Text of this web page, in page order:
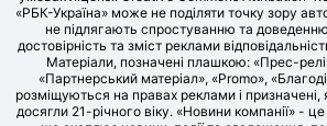
«РБК-Україна» може не поділяти точку зору
не підлягають спростуванню та доведенню
достовірність та зміст реклами
Матеріали, позначені плашкою: «Прес-
«Партнерський матеріал», «Promo»,
розміщуються на правах реклами і призначені,
досягли 21-річного віку. «Новини компанії» -